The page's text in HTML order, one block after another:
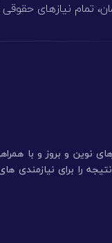
تمام نیازهای
نوین و بروز و با
را برای نیازمندی